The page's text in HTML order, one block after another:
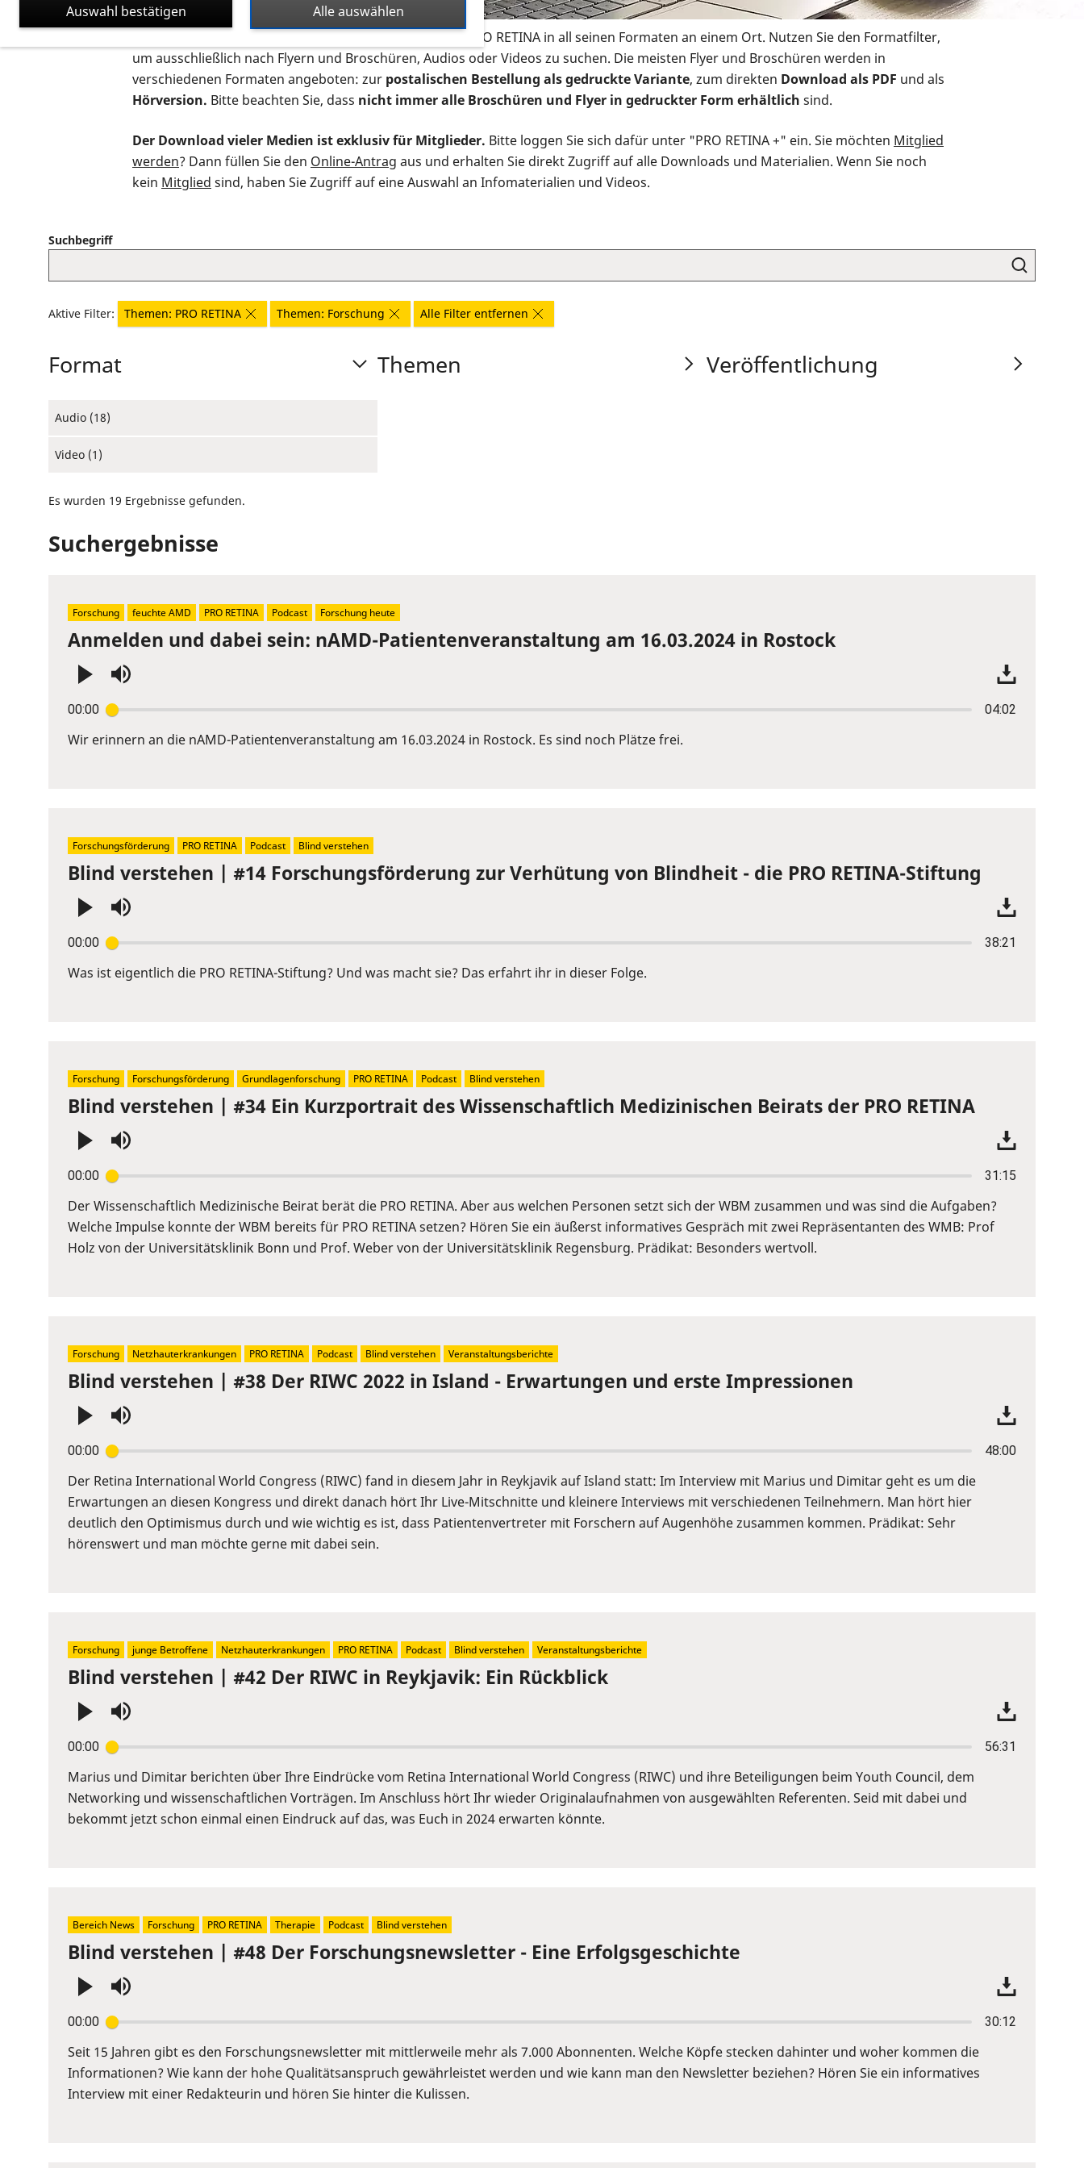
Auf dieser Seite finden Sie sämtliches Infomaterial der PRO RETINA in all seinen Formaten an einem Ort. Nutzen Sie den Formatfilter,
um ausschließlich nach Flyern und Broschüren, Audios oder Videos zu suchen. Die meisten Flyer und Broschüren werden in
verschiedenen Formaten angeboten: zur postalischen Bestellung als gedruckte Variante, zum direkten Download als PDF und als
Hörversion. Bitte beachten Sie, dass nicht immer alle Broschüren und Flyer in gedruckter Form erhältlich sind.
Der Download vieler Medien ist exklusiv für Mitglieder. Bitte loggen Sie sich dafür unter "PRO RETINA +" ein. Sie möchten Mitglied
werden? Dann füllen Sie den Online-Antrag aus und erhalten Sie direkt Zugriff auf alle Downloads und Materialien. Wenn Sie noch
kein Mitglied sind, haben Sie Zugriff auf eine Auswahl an Infomaterialien und Videos.
Suchbegriff
Aktive Filter: Themen: PRO RETINA Themen: Forschung Alle Filter entfernen
Format
Audio (18)
Video (1)
Themen Veröffentlichung
Es wurden 19 Ergebnisse gefunden.
Suchergebnisse
Anmelden und dabei sein: nAMD-Patientenveranstaltung am 16.03.2024 in Rostock
00:00 04:02
Enter
or
slider.
Wir erinnern an die nAMD-Patientenveranstaltung am 16.03.2024 in Rostock. Es sind noch Plätze frei.
Forschung feuchte AMD PRO RETINA Podcast Forschung heute
Blind verstehen | #14 Forschungsförderung zur Verhütung von Blindheit - die PRO RETINA-Stiftung
00:00 38:21
Enter
or
slider.
Was ist eigentlich die PRO RETINA-Stiftung? Und was macht sie? Das erfahrt ihr in dieser Folge.
Forschungsförderung PRO RETINA Podcast Blind verstehen
Blind verstehen | #34 Ein Kurzportrait des Wissenschaftlich Medizinischen Beirats der PRO RETINA
00:00 31:15
Enter
or
Space
to
Der Wissenschaftlich Medizinische Beirat berät die PRO RETINA. Aber aus welchen Personen setzt sich der WBM zusammen und was sind die Aufgaben?
Welche Impulse konnte der WBM bereits für PRO RETINA setzen? Hören Sie ein äußerst informatives Gespräch mit zwei Repräsentanten des WMB: Prof
Holz von der Universitätsklinik Bonn und Prof. Weber von der Universitätsklinik Regensburg. Prädikat: Besonders wertvoll.
Forschung Forschungsförderung Grundlagenforschung PRO RETINA Podcast Blind verstehen
Blind verstehen | #38 Der RIWC 2022 in Island - Erwartungen und erste Impressionen
00:00 48:00
Enter
or
Space
to
show
Der Retina International World Congress (RIWC) fand in diesem Jahr in Reykjavik auf Island statt: Im Interview mit Marius und Dimitar geht es um die
Erwartungen an diesen Kongress und direkt danach hört Ihr Live-Mitschnitte und kleinere Interviews mit verschiedenen Teilnehmern. Man hört hier
deutlich den Optimismus durch und wie wichtig es ist, dass Patientenvertreter mit Forschern auf Augenhöhe zusammen kommen. Prädikat: Sehr
hörenswert und man möchte gerne mit dabei sein.
Forschung Netzhauterkrankungen PRO RETINA Podcast Blind verstehen Veranstaltungsberichte
Blind verstehen | #42 Der RIWC in Reykjavik: Ein Rückblick
00:00 56:31
Enter
or
Space
to
Marius und Dimitar berichten über Ihre Eindrücke vom Retina International World Congress (RIWC) und ihre Beteiligungen beim Youth Council, dem
Networking und wissenschaftlichen Vorträgen. Im Anschluss hört Ihr wieder Originalaufnahmen von ausgewählten Referenten. Seid mit dabei und
bekommt jetzt schon einmal einen Eindruck auf das, was Euch in 2024 erwarten könnte.
Forschung junge Betroffene Netzhauterkrankungen PRO RETINA Podcast Blind verstehen Veranstaltungsberichte
Blind verstehen | #48 Der Forschungsnewsletter - Eine Erfolgsgeschichte
00:00 30:12
Enter
or
Space
to
Seit 15 Jahren gibt es den Forschungsnewsletter mit mittlerweile mehr als 7.000 Abonnenten. Welche Köpfe stecken dahinter und woher kommen die
Informationen? Wie kann der hohe Qualitätsanspruch gewährleistet werden und wie kann man den Newsletter beziehen? Hören Sie ein informatives
Interview mit einer Redakteurin und hören Sie hinter die Kulissen.
Bereich News Forschung PRO RETINA Therapie Podcast Blind verstehen
Alle auswählen
Auswahl bestätigen